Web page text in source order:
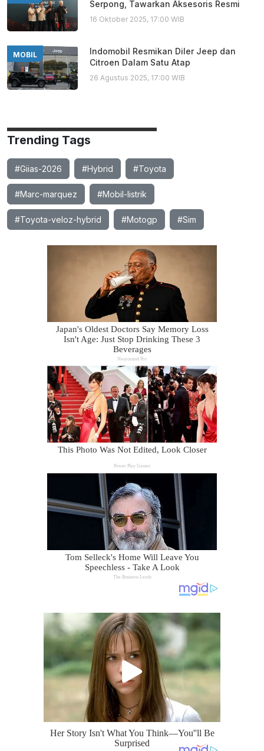
Serpong, Tawarkan Aksesoris Resmi
16 Oktober 2025, 17:00 WIB
MOBIL
Indomobil Resmikan Diler Jeep dan
Citroen Dalam Satu Atap
26 Agustus 2025, 17:00 WIB
Trending Tags
#Giias-2026 #Hybrid #Toyota
#Marc-marquez #Mobil-listrik
#Toyota-veloz-hybrid #Motogp #Sim